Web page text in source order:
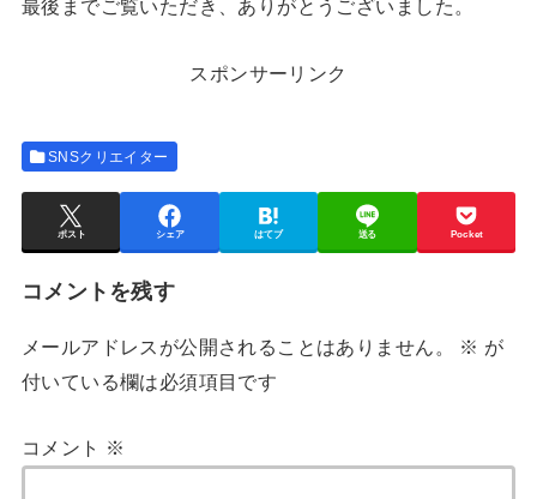
最後までご覧いただき、ありがとうございました。
スポンサーリンク
SNSクリエイター
ポスト シェア はてブ 送る Pocket
コメントを残す
メールアドレスが公開されることはありません。 ※ が
付いている欄は必須項目です
コメント ※